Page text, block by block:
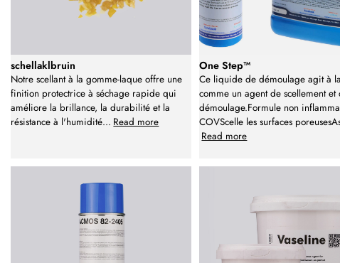
schellaklbruin
Notre scellant à la gomme-laque offre une
finition protectrice à séchage rapide qui
améliore la brillance, la durabilité et la
résistance à l'humidité... Read more
One Step™
Ce liquide de démoulage agit à
comme un agent de scellement et
démoulage.Formule non
COVScelle les surfaces
Read more